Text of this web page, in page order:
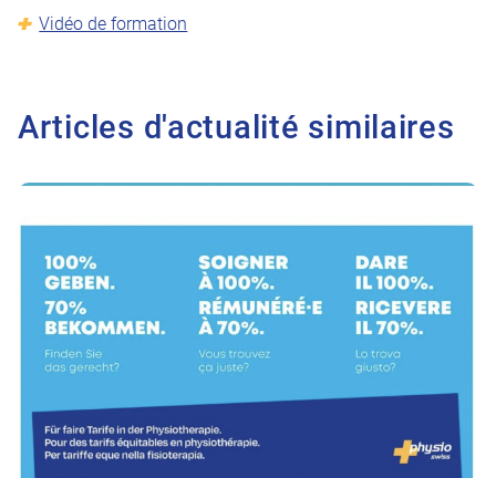
Vidéo de formation
Articles d'actualité similaires